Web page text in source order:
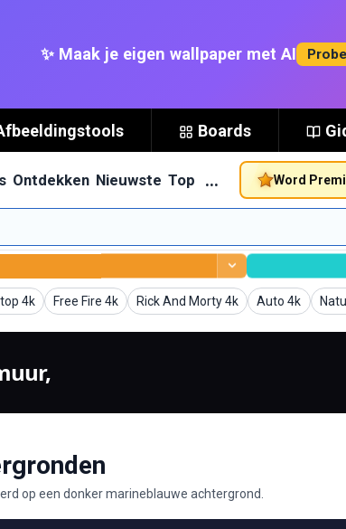
✨ Maak je eigen wallpaper met AI
Boards
Ontdekken Nieuwste Top … Word
4k Free Fire 4k
AchtergrondenRick And Morty 4k
Achtergronden Auto 4k
Achtergronden
op een donker marineblauwe achtergrond.